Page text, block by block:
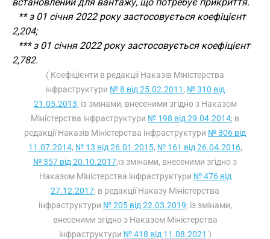
** з 01 січня 2022 року застосовується коефіцієнт
2,204;
*** з 01 січня 2022 року застосовується коефіцієнт
2,782.
( Коефіцієнти в редакції Наказів Міністерства
інфраструктури № 8 від 25.02.2011 , № 310 від
21.05.2013; із змінами, внесеними згідно з Наказом
Міністерства інфраструктури № 198 від 29.04.2014; в
редакції Наказів Міністерства інфраструктури № 306 від
11.07.2014, № 13 від 26.01.2015, № 161 від 26.04.2016,
№ 357 від 20.10.2017;із змінами, внесеними згідно з
Наказом Міністерства інфраструктури № 476 від
27.12.2017; в редакції Наказу Міністерства
інфраструктури № 205 від 22.03.2019; із змінами,
внесеними згідно з Наказом Міністерства
інфраструктури № 418 від 11.08.2021 )